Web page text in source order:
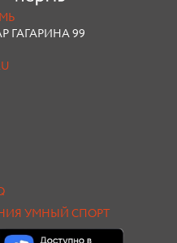
ГАГАРИНА 99
УМНЫЙ СПОРТ